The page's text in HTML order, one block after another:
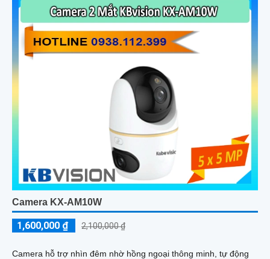
giải pháp giám sát thông minh, gọn nhẹ mà vô cùng hiệu quả
Camera KX-AM10W
1,600,000 ₫ 2,100,000 ₫
Camera hỗ trợ nhìn đêm nhờ hồng ngoại thông minh, tự động